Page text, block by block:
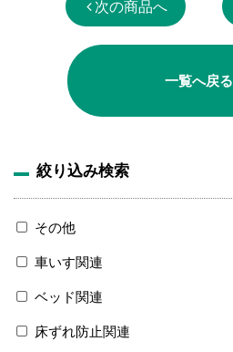
次の商品へ
一覧へ戻る
絞り込み検索
その他
車いす関連
ベッド関連
床ずれ防止関連